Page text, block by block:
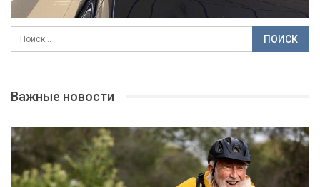
Важные новости